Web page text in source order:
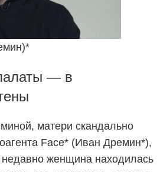
— в
матери скандально
Face* (Иван Дремин*),
женщина находилась